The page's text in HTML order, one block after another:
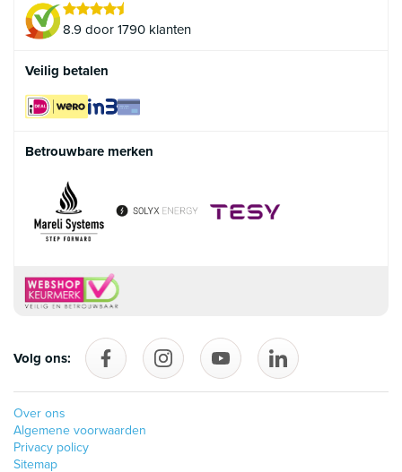
8.9 door 1790 klanten
Veilig betalen
Betrouwbare merken
Volg ons: Volg ons op Facebook
follow_us_on_instagram
Volg ons op YouTube
Over ons
Algemene voorwaarden
Privacy policy
Sitemap